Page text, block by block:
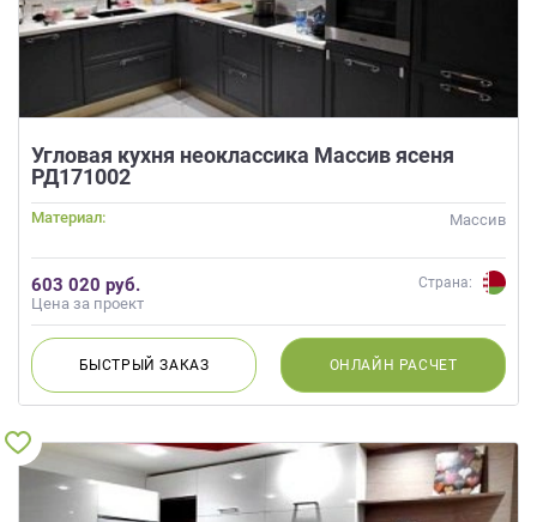
Угловая кухня неоклассика Массив ясеня
РД171002
Материал: Массив
603 020 руб.
Цена за проект
Страна:
БЫСТРЫЙЗАКАЗ ОНЛАЙН РАСЧЕТ